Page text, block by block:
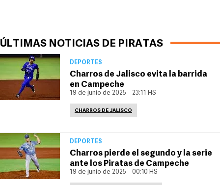
ÚLTIMAS NOTICIAS DE PIRATAS
DEPORTES
Charros de Jalisco evita la barrida
en Campeche
19 de junio de 2025 - 23:11 HS
CHARROS DE JALISCO
DEPORTES
Charros pierde el segundo y la serie
ante los Piratas de Campeche
19 de junio de 2025 - 00:10 HS